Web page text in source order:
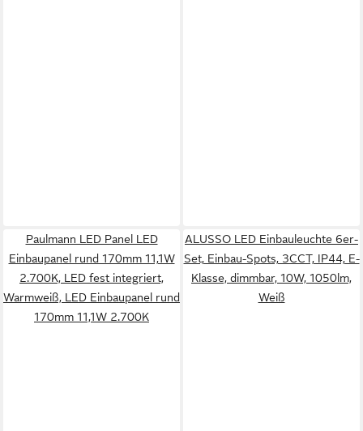
Paulmann LED Panel LED
Einbaupanel rund 170mm 11,1W
2.700K, LED fest integriert,
Warmweiß, LED Einbaupanel rund
170mm 11,1W 2.700K
ALUSSO LED Einbauleuchte 6er-
Set, Einbau-Spots, 3CCT, IP44, E-
Klasse, dimmbar, 10W, 1050lm,
Weiß